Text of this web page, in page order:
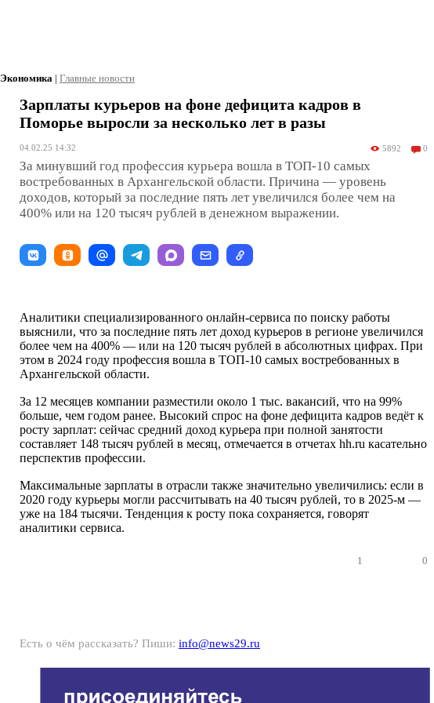
Экономика | Главные новости
Зарплаты курьеров на фоне дефицита кадров в
Поморье выросли за несколько лет в разы
04.02.25 14:32 5892 0
За минувший год профессия курьера вошла в ТОП-10 самых
востребованных в Архангельской области. Причина — уровень
доходов, который за последние пять лет увеличился более чем на
400% или на 120 тысяч рублей в денежном выражении.
Аналитики специализированного онлайн-сервиса по поиску работы
выяснили, что за последние пять лет доход курьеров в регионе увеличился
более чем на 400% — или на 120 тысяч рублей в абсолютных цифрах. При
этом в 2024 году профессия вошла в ТОП-10 самых востребованных в
Архангельской области.
За 12 месяцев компании разместили около 1 тыс. вакансий, что на 99%
больше, чем годом ранее. Высокий спрос на фоне дефицита кадров ведёт к
росту зарплат: сейчас средний доход курьера при полной занятости
составляет 148 тысяч рублей в месяц, отмечается в отчетах hh.ru касательно
перспектив профессии.
Максимальные зарплаты в отрасли также значительно увеличились: если в
2020 году курьеры могли рассчитывать на 40 тысяч рублей, то в 2025-м —
уже на 184 тысячи. Тенденция к росту пока сохраняется, говорят
аналитики сервиса.
1 0
Есть о чём рассказать? Пиши: info@news29.ru